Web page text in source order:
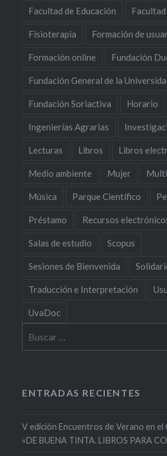
Facultad de Educación
Fisioterapia Formación de
Formación online Fundación
Fundación General de la
Fundación Soriactiva Horario
Ingenierías Agrarias
Lecturas Libros Libros
Medio ambiente Mujer
Música Parque Científico
Préstamo Recursos
Salas de estudio Scopus
Sesiones de Bienvenida
Traducción e Interpretación
UvaDoc
ENTRADAS RECIENTES
V edición Encuentros de Verano en el
«DE BUENA TINTA. LIBROS PARA